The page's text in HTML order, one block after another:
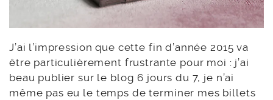
J’ai l’impression que cette fin d’année 2015 va
être particulièrement frustrante pour moi : j’ai
beau publier sur le blog 6 jours du 7, je n’ai
même pas eu le temps de terminer mes billets